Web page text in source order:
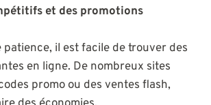
et des promotions
patience, il est facile de trouver des
en ligne. De nombreux sites
promo ou des ventes flash,